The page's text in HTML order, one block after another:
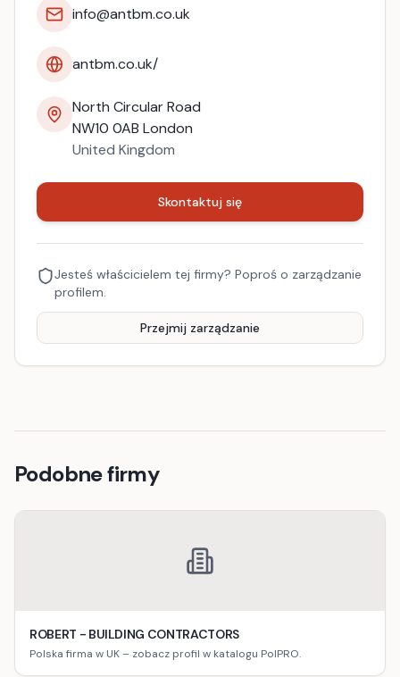
info@antbm.co.uk
antbm.co.uk/
North Circular Road
NW10 0AB London
United Kingdom
Skontaktuj się
Jesteś właścicielem tej firmy? Poproś o zarządzanie
profilem.
Przejmij zarządzanie
Podobne firmy
ROBERT - BUILDING CONTRACTORS
Polska firma w UK – zobacz profil w katalogu PolPRO.